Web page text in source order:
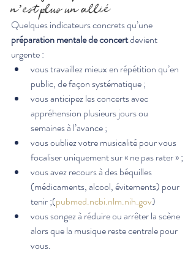
n’est plus un allié
Quelques indicateurs concrets qu’une
préparation mentale de concert devient
urgente :
vous travaillez mieux en répétition qu’en
public, de façon systématique ;
vous anticipez les concerts avec
appréhension plusieurs jours ou
semaines à l’avance ;
vous oubliez votre musicalité pour vous
focaliser uniquement sur « ne pas rater » ;
vous avez recours à des béquilles
(médicaments, alcool, évitements) pour
tenir ;(pubmed.ncbi.nlm.nih.gov)
vous songez à réduire ou arrêter la scène
alors que la musique reste centrale pour
vous.